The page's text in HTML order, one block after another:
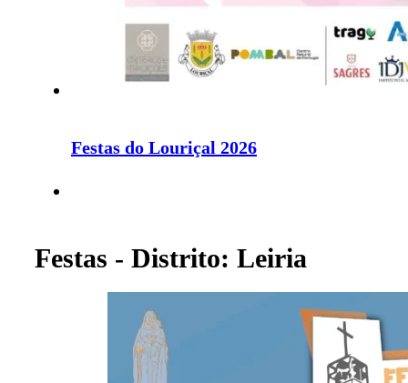
Festas do Louriçal 2026
Festas - Distrito: Leiria